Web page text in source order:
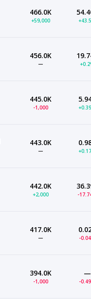
466.0K
+59,000
456.0K
—
445.0K
-1,000
443.0K
—
442.0K
+2,000 -
417.0K
— -
394.0K
-1,000
—
-